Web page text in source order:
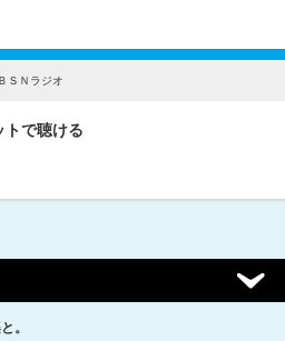
ＢＳＮラジオ
トで聴ける
。